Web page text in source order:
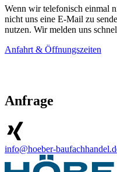
Wenn wir telefonisch einmal
nicht uns eine E-Mail zu
nutzen. Wir melden uns
Anfahrt & Öffnungszeiten
Anfrage
info@hoeber-